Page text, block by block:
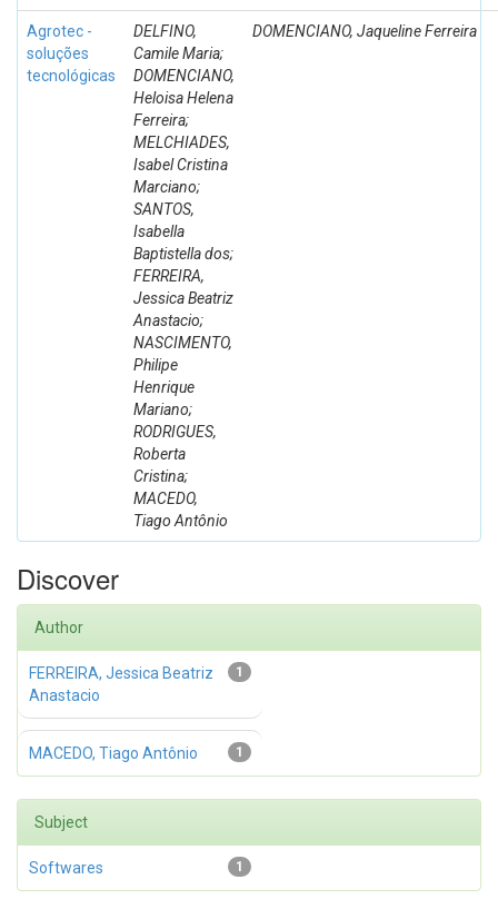
Agrotec -
soluções
tecnológicas
DELFINO,
Camile Maria;
DOMENCIANO,
Heloisa Helena
Ferreira;
MELCHIADES,
Isabel Cristina
Marciano;
SANTOS,
Isabella
Baptistella dos;
FERREIRA,
Jessica Beatriz
Anastacio;
NASCIMENTO,
Philipe
Henrique
Mariano;
RODRIGUES,
Roberta
Cristina;
MACEDO,
Tiago Antônio
DOMENCIANO, Jaqueline Ferreira
Discover
Author
1
FERREIRA, Jessica Beatriz
Anastacio
1
MACEDO, Tiago Antônio
Subject
1
Softwares